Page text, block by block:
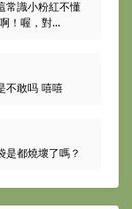
常識小粉紅不懂
！喔，對...
不敢吗 嘻嘻
是都燒壞了嗎？